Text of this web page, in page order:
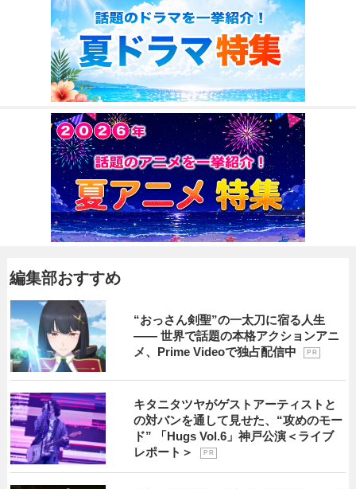
編集部おすすめ
“おっさん剣聖”の一太刀に宿る人生
―― 世界で話題の本格アクションアニ
メ、Prime Videoで独占配信中
P R
キタニタツヤがゲストアーティストと
の対バンを通して見せた、“攻めのモー
ド” 「Hugs Vol.6」神戸公演＜ライブ
レポート＞
P R